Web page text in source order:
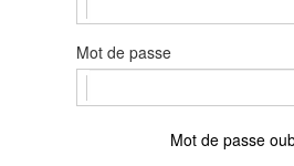
Mot de passe
Mot de passe